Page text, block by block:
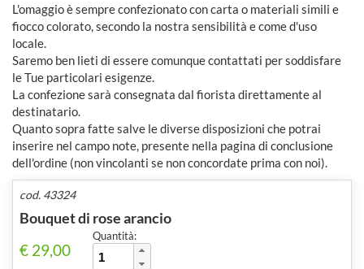
L'omaggio è sempre confezionato con carta o materiali simili e
fiocco colorato, secondo la nostra sensibilità e come d'uso
locale.
Saremo ben lieti di essere comunque contattati per soddisfare
le Tue particolari esigenze.
La confezione sarà consegnata dal fiorista direttamente al
destinatario.
Quanto sopra fatte salve le diverse disposizioni che potrai
inserire nel campo note, presente nella pagina di conclusione
dell'ordine (non vincolanti se non concordate prima con noi).
cod. 43324
Bouquet di rose arancio
€ 29,00
Quantità: